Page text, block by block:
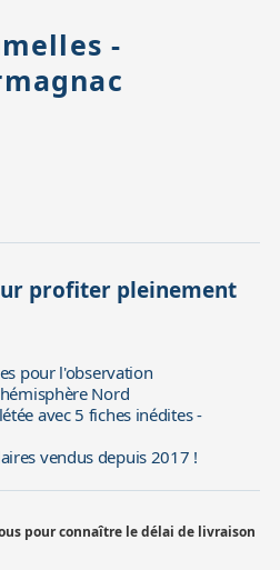
-
profiter pleinement
pour l'observation
Nord
avec 5 fiches inédites -
vendus depuis 2017 !
pour connaître le délai de livraison